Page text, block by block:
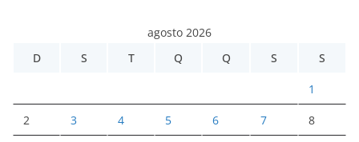
agosto 2026
D
S T Q Q S S
1
2 3 4 5 6 7 8